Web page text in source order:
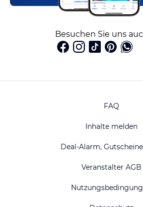
Besuchen Sie uns
FAQ
Inhalte melden
Deal-Alarm,
Veranstalter AGB